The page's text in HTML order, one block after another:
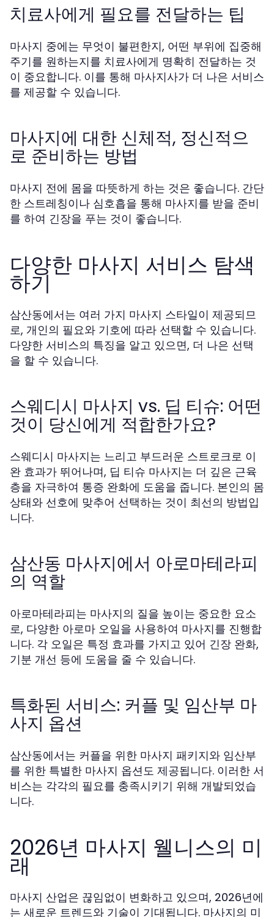
치료사에게 필요를 전달하는 팁
마사지 중에는 무엇이 불편한지, 어떤 부위에 집중해
주기를 원하는지를 치료사에게 명확히 전달하는 것
이 중요합니다. 이를 통해 마사지사가 더 나은 서비스
를 제공할 수 있습니다.
마사지에 대한 신체적, 정신적으
로 준비하는 방법
마사지 전에 몸을 따뜻하게 하는 것은 좋습니다. 간단
한 스트레칭이나 심호흡을 통해 마사지를 받을 준비
를 하여 긴장을 푸는 것이 좋습니다.
다양한 마사지 서비스 탐색
하기
삼산동에서는 여러 가지 마사지 스타일이 제공되므
로, 개인의 필요와 기호에 따라 선택할 수 있습니다.
다양한 서비스의 특징을 알고 있으면, 더 나은 선택
을 할 수 있습니다.
스웨디시 마사지 vs. 딥 티슈: 어떤
것이 당신에게 적합한가요?
스웨디시 마사지는 느리고 부드러운 스트로크로 이
완 효과가 뛰어나며, 딥 티슈 마사지는 더 깊은 근육
층을 자극하여 통증 완화에 도움을 줍니다. 본인의 몸
상태와 선호에 맞추어 선택하는 것이 최선의 방법입
니다.
삼산동 마사지에서 아로마테라피
의 역할
아로마테라피는 마사지의 질을 높이는 중요한 요소
로, 다양한 아로마 오일을 사용하여 마사지를 진행합
니다. 각 오일은 특정 효과를 가지고 있어 긴장 완화,
기분 개선 등에 도움을 줄 수 있습니다.
특화된 서비스: 커플 및 임산부 마
사지 옵션
삼산동에서는 커플을 위한 마사지 패키지와 임산부
를 위한 특별한 마사지 옵션도 제공됩니다. 이러한 서
비스는 각각의 필요를 충족시키기 위해 개발되었습
니다.
2026년 마사지 웰니스의 미
래
마사지 산업은 끊임없이 변화하고 있으며, 2026년에
는 새로운 트렌드와 기술이 기대됩니다. 마사지의 미